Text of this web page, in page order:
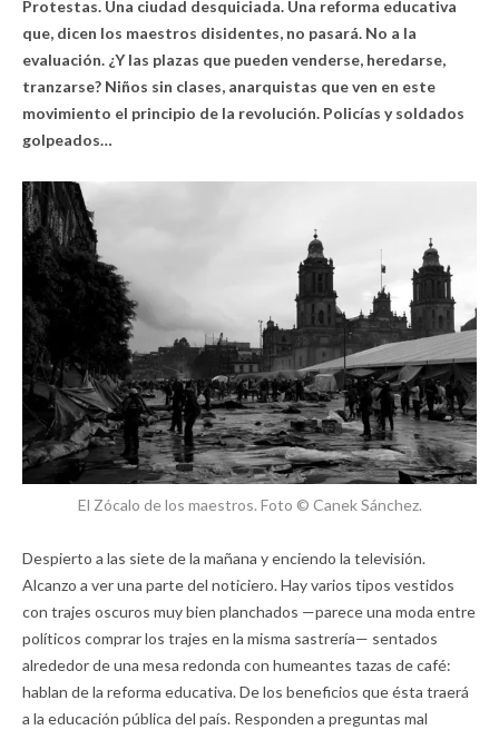
Protestas. Una ciudad desquiciada. Una reforma educativa
que, dicen los maestros disidentes, no pasará. No a la
evaluación. ¿Y las plazas que pueden venderse, heredarse,
tranzarse? Niños sin clases, anarquistas que ven en este
movimiento el principio de la revolución. Policías y soldados
golpeados…
El Zócalo de los maestros. Foto © Canek Sánchez.
Despierto a las siete de la mañana y enciendo la televisión.
Alcanzo a ver una parte del noticiero. Hay varios tipos vestidos
con trajes oscuros muy bien planchados —parece una moda entre
políticos comprar los trajes en la misma sastrería— sentados
alrededor de una mesa redonda con humeantes tazas de café:
hablan de la reforma educativa. De los beneficios que ésta traerá
a la educación pública del país. Responden a preguntas mal